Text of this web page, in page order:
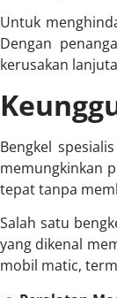
Untuk
Dengan
kerusakan
Bengkel
memungkinkan
tepat tanpa
Salah satu
yang dikenal
mobil matic,